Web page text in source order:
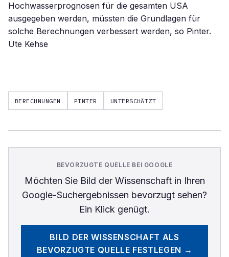
Hochwasserprognosen für die gesamten USA
ausgegeben werden, müssten die Grundlagen für
solche Berechnungen verbessert werden, so Pinter.
Ute Kehse
BERECHNUNGEN PINTER UNTERSCHÄTZT
BEVORZUGTE QUELLE BEI GOOGLE
Möchten Sie Bild der Wissenschaftin Ihren
Google-Suchergebnissen bevorzugt sehen?
Ein Klick genügt.
BILD DER WISSENSCHAFT ALS
BEVORZUGTE QUELLE FESTLEGEN →